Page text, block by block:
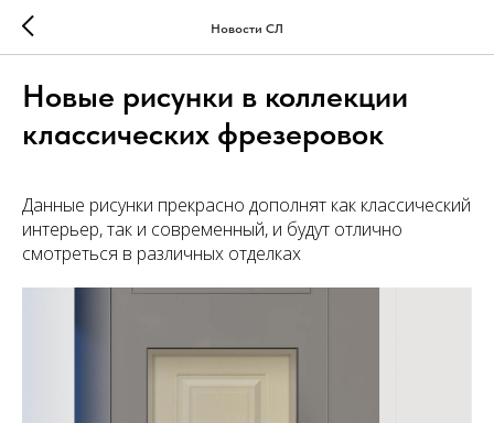
Новости СЛ
Новые рисунки в коллекции
классических фрезеровок
Данные рисунки прекрасно дополнят как классический
интерьер, так и современный, и будут отлично
смотреться в различных отделках